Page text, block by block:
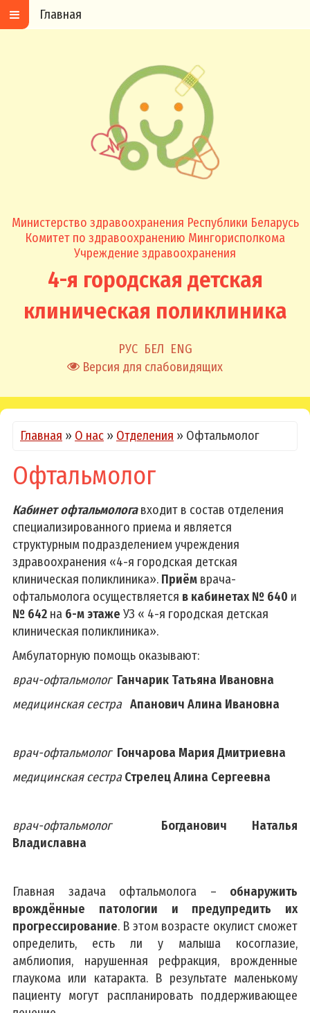
Министерство здравоохранения Республики Беларусь
Комитет по здравоохранению Мингорисполкома
Учреждение здравоохранения
4-я городская детская
клиническая поликлиника
РУС БЕЛ ENG
Версия для слабовидящих
Главная
Главная » О нас » Отделения » Офтальмолог
Офтальмолог
Кабинет офтальмологавходит в состав отделения
специализированного приема и является
структурным подразделением учреждения
здравоохранения «4-я городская детская
клиническая поликлиника». Приём врача-
офтальмолога осуществляется в кабинетах № 640 и
№ 642 на 6-м этаже УЗ « 4-я городская детская
клиническая поликлиника».
Амбулаторную помощь оказывают:
врач-офтальмолог Ганчарик Татьяна Ивановна
медицинская сестра Апанович Алина Ивановна
врач-офтальмолог Гончарова Мария Дмитриевна
медицинская сестра Стрелец Алина Сергеевна
врач-офтальмолог Богданович Наталья
Владиславна
Главная задача офтальмолога – обнаружить
врождённые патологии и предупредить их
прогрессирование. В этом возрасте окулист сможет
определить, есть ли у малыша косоглазие,
амблиопия, нарушенная рефракция, врожденные
глаукома или катаракта. В результате маленькому
пациенту могут распланировать поддерживающее